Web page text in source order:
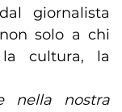
giornalista
solo a chi
cultura, la
nella nostra